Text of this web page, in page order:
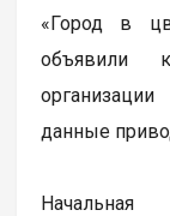
«Город в
объявили
данные
Начальная